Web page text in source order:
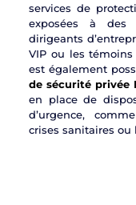
services de
exposées à des
dirigeants
VIP ou les
est également
de sécurité privée
en place de
d’urgence,
crises sanitaires ou